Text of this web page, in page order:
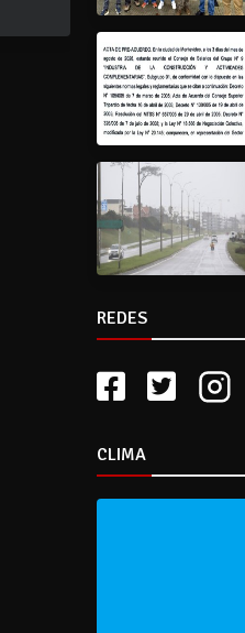
REDES
CLIMA